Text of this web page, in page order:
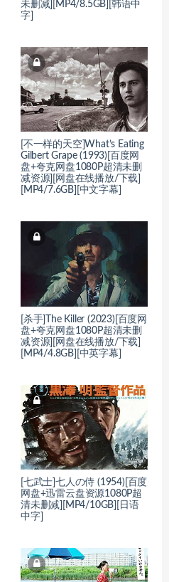
未删减][MP4/8.5GB][韩语中
字]
[不一样的天空]What’s Eating
Gilbert Grape (1993)[百度网
盘+夸克网盘1080P超清未删
减资源][网盘在线播放/下载]
[MP4/7.6GB][中文字幕]
[杀手]The Killer (2023)[百度网
盘+夸克网盘1080P超清未删
减资源][网盘在线播放/下载]
[MP4/4.8GB][中英字幕]
[七武士]七人の侍 (1954)[百度
网盘+迅雷云盘资源1080P超
清未删减][MP4/10GB][日语
中字]